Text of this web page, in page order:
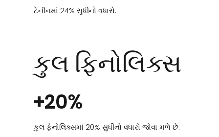
ટેનીનમાં 24% સુધીનો વધારો.
કુલ ફિનોલિક્સ
+20%
કુલ ફેનોલિક્સમાં 20% સુધીનો વધારો જોવા મળે છે.